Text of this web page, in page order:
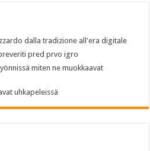
dalla tradizione all'era digitale
pred prvo igro
miten ne muokkaavat
uhkapeleissä